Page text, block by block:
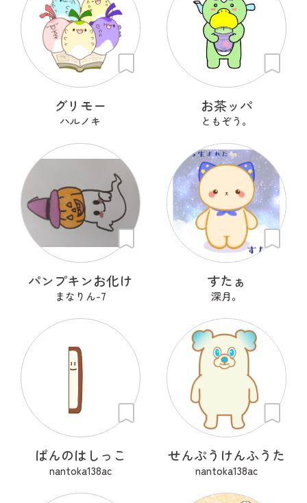
グリモー
ハルノキ
お茶ッパ
ともぞう。
パンプキンお化け
まなりん-7
すたぁ
深月。
ぱんのはしっこ
nantoka138ac
せんぷうけんふうた
nantoka138ac